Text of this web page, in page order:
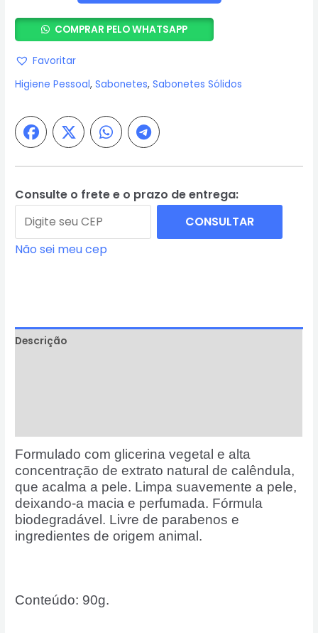
6
Sabonetes
Calêndula
90g
Granado
quantidade
COMPRAR PELO WHATSAPP
Favoritar
Higiene Pessoal,Sabonetes,Sabonetes Sólidos
Consulte o frete e o prazo de entrega:
CONSULTAR
Não sei meu cep
Descrição
Formulado com glicerina vegetal e alta
concentração de extrato natural de calêndula,
que acalma a pele. Limpa suavemente a pele,
deixando-a macia e perfumada. Fórmula
biodegradável. Livre de parabenos e
ingredientes de origem animal.
Conteúdo: 90g.